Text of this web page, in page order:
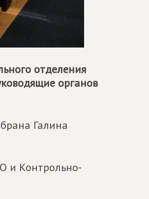
отделения
органов
Галина
и Контрольно-